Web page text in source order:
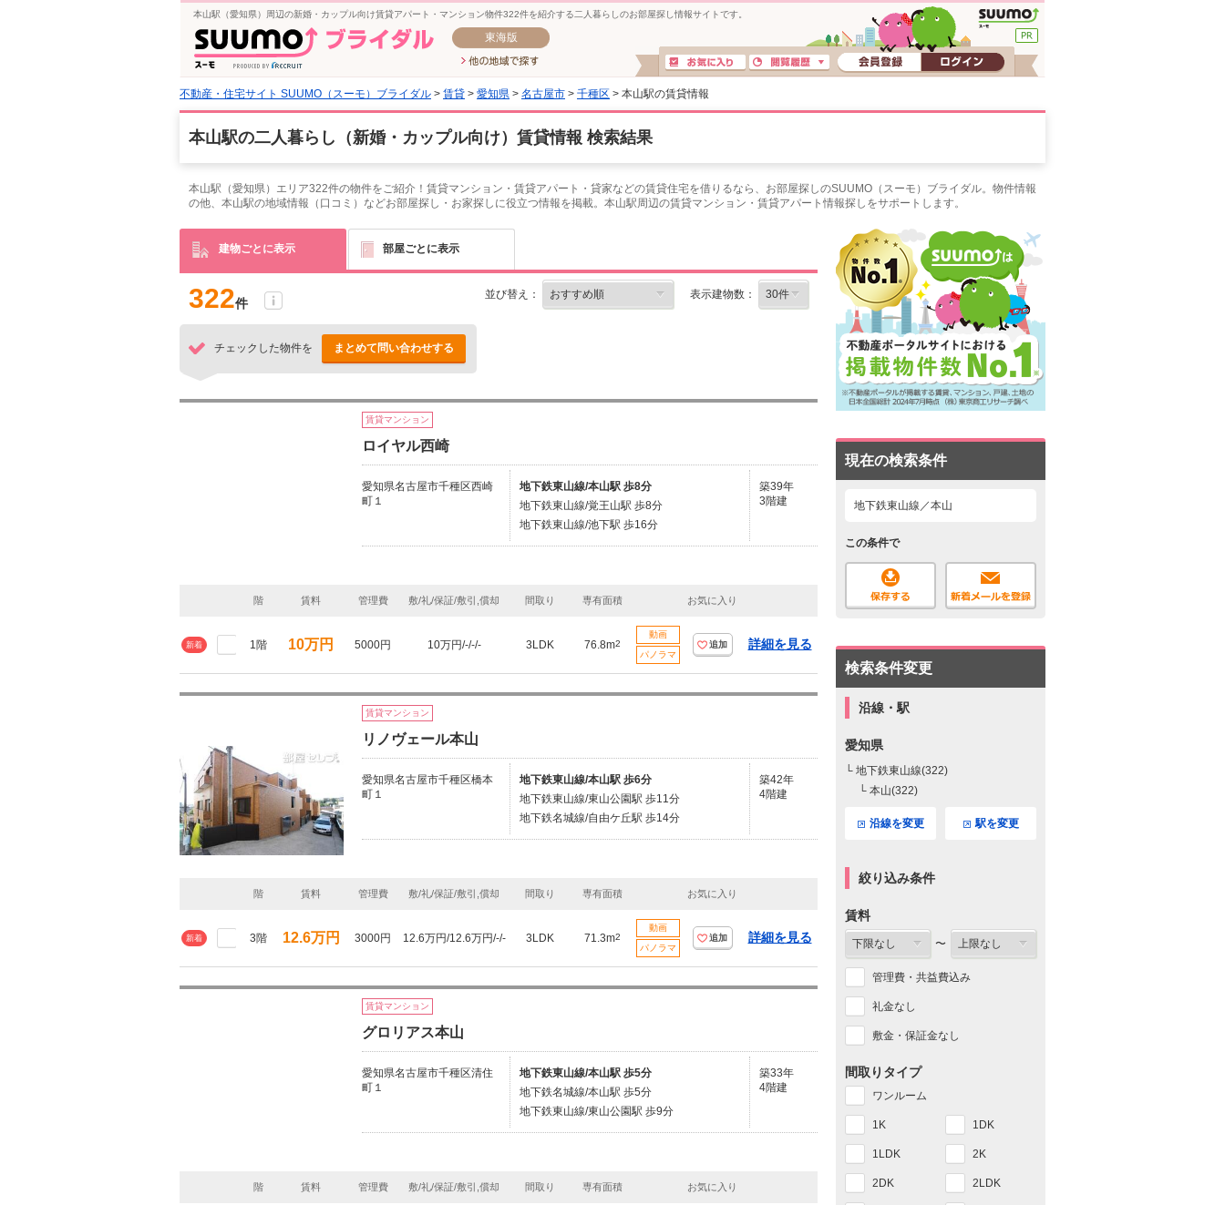
本山駅（愛知県）周辺の新婚・カップル向け賃貸アパート・マンション物件322件を紹介する二人暮らしのお部屋探し情報サイトです。
東海版
不動産・住宅サイト SUUMO（スーモ）ブライダル > 賃貸 > 愛知県 > 名古屋市 > 千種区 > 本山駅の賃貸情報
本山駅の二人暮らし（新婚・カップル向け）賃貸情報 検索結果
本山駅（愛知県）エリア322件の物件をご紹介！賃貸マンション・賃貸アパート・貸家などの賃貸住宅を借りるなら、お部屋探しのSUUMO（スーモ）ブライダル。物件情報
の他、本山駅の地域情報（口コミ）などお部屋探し・お家探しに役立つ情報を掲載。本山駅周辺の賃貸マンション・賃貸アパート情報探しをサポートします。
建物ごとに表示 部屋ごとに表示
322件
並び替え： 表示建物数：
チェックした物件を まとめて問い合わせする
賃貸マンション
ロイヤル西崎
愛知県名古屋市千種区西崎
町１
地下鉄東山線/本山駅 歩8分
地下鉄東山線/覚王山駅 歩8分
地下鉄東山線/池下駅 歩16分
築39年
3階建
階 賃料 管理費 敷/礼/保証/敷引,償却 間取り 専有面積 お気に入り
新着 1階 10万円 5000円 10万円/-/-/- 3LDK 76.8m2
動画
パノラマ
追加 詳細を見る
賃貸マンション
リノヴェール本山
愛知県名古屋市千種区橋本
町１
地下鉄東山線/本山駅 歩6分
地下鉄東山線/東山公園駅 歩11分
地下鉄名城線/自由ケ丘駅 歩14分
築42年
4階建
階 賃料 管理費 敷/礼/保証/敷引,償却 間取り 専有面積 お気に入り
新着 3階 12.6万円 3000円 12.6万円/12.6万円/-/- 3LDK 71.3m2
動画
パノラマ
追加 詳細を見る
賃貸マンション
グロリアス本山
愛知県名古屋市千種区清住
町１
地下鉄東山線/本山駅 歩5分
地下鉄名城線/本山駅 歩5分
地下鉄東山線/東山公園駅 歩9分
築33年
4階建
階 賃料 管理費 敷/礼/保証/敷引,償却 間取り 専有面積 お気に入り
現在の検索条件
地下鉄東山線／本山
この条件で
検索条件変更
沿線・駅
愛知県
└ 地下鉄東山線(322)
└ 本山(322)
沿線を変更 駅を変更
絞り込み条件
賃料
〜
管理費・共益費込み
礼金なし
敷金・保証金なし
間取りタイプ
ワンルーム
1K 1DK
1LDK 2K
2DK 2LDK